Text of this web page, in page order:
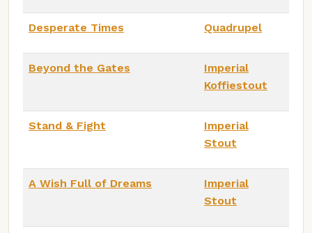
Desperate Times Quadrupel
Beyond the Gates
Imperial
Koffiestout
Stand & Fight
Imperial
Stout
A Wish Full of Dreams
Imperial
Stout